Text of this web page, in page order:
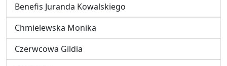
Benefis Juranda Kowalskiego
Chmielewska Monika
Czerwcowa Gildia